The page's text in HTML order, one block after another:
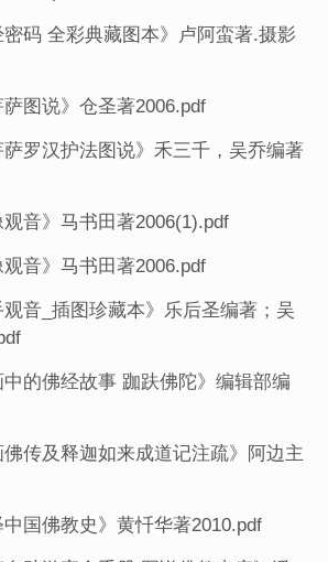
码 全彩典藏图本》卢阿蛮著.摄影
图说》仓圣著2006.pdf
罗汉护法图说》禾三千，吴乔编著
音》马书田著2006(1).pdf
音》马书田著2006.pdf
音_插图珍藏本》乐后圣编著；吴
的佛经故事 跏趺佛陀》编辑部编
传及释迦如来成道记注疏》阿边主
国佛教史》黄忏华著2010.pdf